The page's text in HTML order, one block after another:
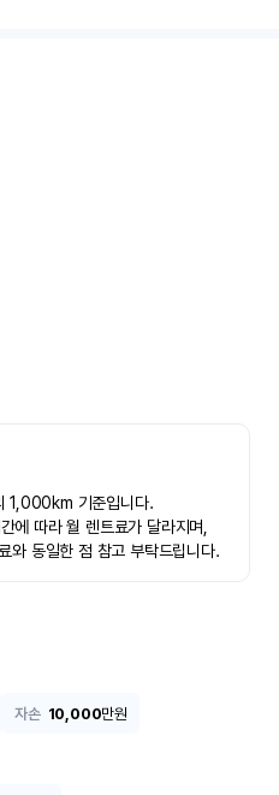
1,000km 기준입니다.
에 따라 월 렌트료가 달라지며,
와 동일한 점 참고 부탁드립니다.
자손 10,000만원